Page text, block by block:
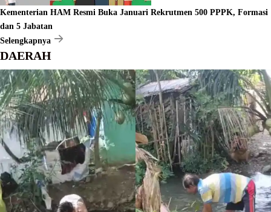
Kementerian HAM Resmi Buka Januari Rekrutmen 500 PPPK, Formasi
dan 5 Jabatan
Selengkapnya
DAERAH